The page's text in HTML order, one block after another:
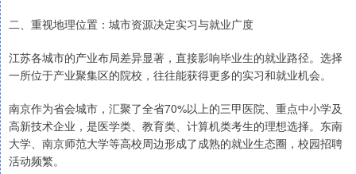
二、重视地理位置：城市资源决定实习与就业广度
江苏各城市的产业布局差异显著，直接影响毕业生的就业路径。选择
一所位于产业聚集区的院校，往往能获得更多的实习和就业机会。
南京作为省会城市，汇聚了全省70%以上的三甲医院、重点中小学及
高新技术企业，是医学类、教育类、计算机类考生的理想选择。东南
大学、南京师范大学等高校周边形成了成熟的就业生态圈，校园招聘
活动频繁。